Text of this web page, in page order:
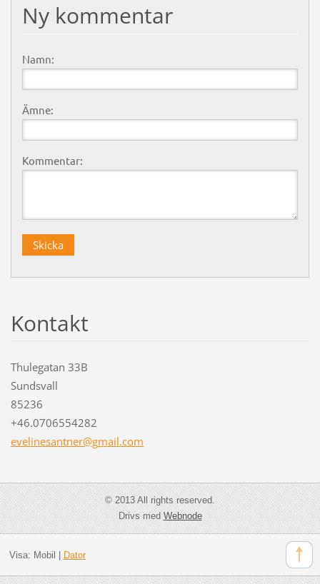
Ny kommentar
Namn:
Ämne:
Kommentar:
Kontakt
Thulegatan 33B
Sundsvall
85236
+46.0706554282
evelinesantner@gmail.com
© 2013 All rights reserved.
Drivs medWebnode
Visa: Mobil Dator